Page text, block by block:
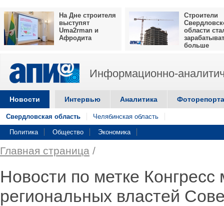
На Дне строителя
выступят
Uma2rman и
Афродита
Строители
области
больше
Информационно-
Новости Интервью Аналитика
Свердловская область Челябинская область
Политика Общество Экономика
Главная страница /
Новости по метке Конгресс
региональных властей